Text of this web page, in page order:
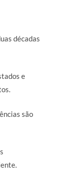
décadas
e
são